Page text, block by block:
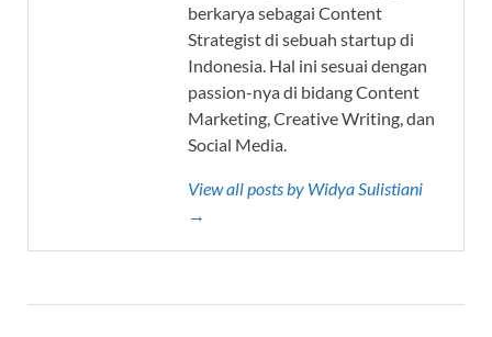
berkarya sebagai Content
Strategist di sebuah startup di
Indonesia. Hal ini sesuai dengan
passion-nya di bidang Content
Marketing, Creative Writing, dan
Social Media.
View all posts by Widya Sulistiani
→